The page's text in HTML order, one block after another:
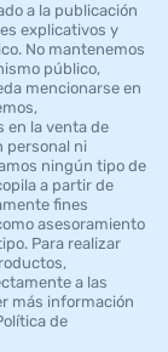
a la publicación
explicativos y
No mantenemos
público,
mencionarse en
en la venta de
personal ni
ningún tipo de
a partir de
fines
asesoramiento
Para realizar
a las
más información
de